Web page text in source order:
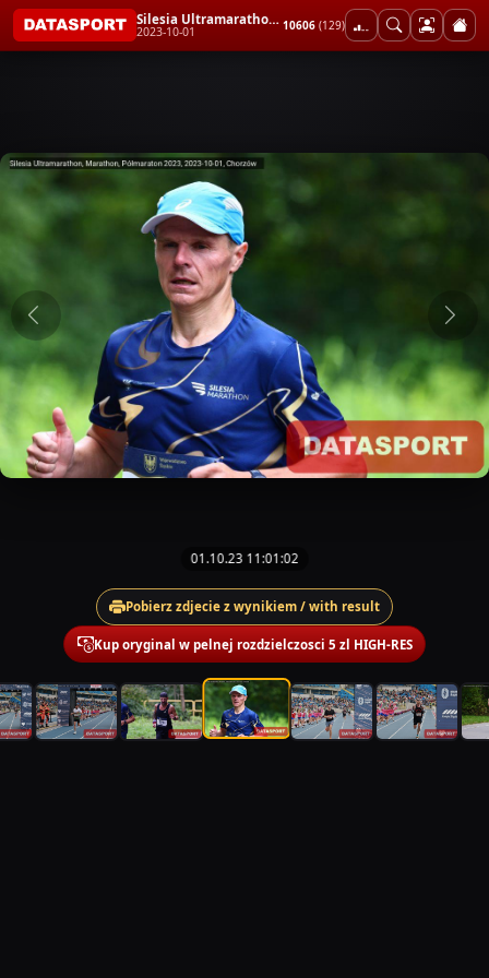
Silesia Ultramarathon, Marathon, Półmaraton 2023
2023-10-01 10606 (129)
01.10.23 11:01:02
Pobierz zdjecie z wynikiem / with result
Kup oryginal w pelnej rozdzielczosci 5 zl HIGH-RES